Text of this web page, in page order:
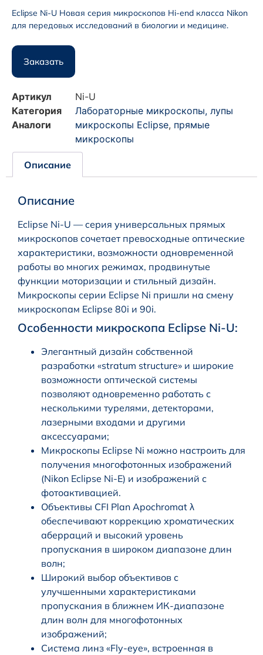
Eclipse Ni-U Новая серия микроскопов Hi-end класса Nikon
для передовых исследований в биологии и медицине.
Заказать
Артикул
Ni-U
Категория
Лабораторные микроскопы, лупы
Аналоги
микроскопы Eclipse, прямые
микроскопы
Описание
Описание
Eclipse Ni-U — cерия универсальных прямых
микроскопов сочетает превосходные оптические
характеристики, возможности одновременной
работы во многих режимах, продвинутые
функции моторизации и стильный дизайн.
Микроскопы серии Eclipse Ni пришли на смену
микроскопам Eclipse 80i и 90i.
Особенности микроскопа Eclipse Ni-U:
Элегантный дизайн собственной
разработки «stratum structure» и широкие
возможности оптической системы
позволяют одновременно работать с
несколькими турелями, детекторами,
лазерными входами и другими
аксессуарами;
Микроскопы Eclipse Ni можно настроить для
получения многофотонных изображений
(Nikon Eclipse Ni-E) и изображений с
фотоактивацией.
Объективы CFI Plan Apochromat λ
обеспечивают коррекцию хроматических
аберраций и высокий уровень
пропускания в широком диапазоне длин
волн;
Широкий выбор объективов с
улучшенными характеристиками
пропускания в ближнем ИК-диапазоне
длин волн для многофотонных
изображений;
Система линз «Fly-eye», встроенная в